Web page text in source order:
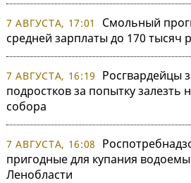
7 АВГУСТА, 17:01
Смольный
средней зарплаты до 170 тысяч
7 АВГУСТА, 16:19
Росгвардейцы
подростков за попытку
собора
7 АВГУСТА, 16:08
пригодные для купания
Ленобласти